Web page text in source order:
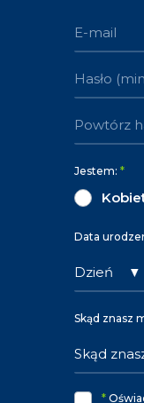
Jestem: *
Data
Skąd znasz
*